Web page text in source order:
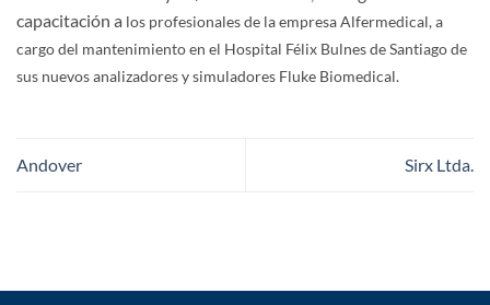
capacitación a los profesionales de la empresa Alfermedical, a
cargo del mantenimiento en el Hospital Félix Bulnes de Santiago de
sus nuevosanalizadores y simuladores Fluke Biomedical.
Andover Sirx Ltda.